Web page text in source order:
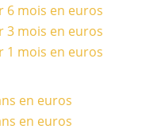
6 mois en euros
3 mois en euros
1 mois en euros
en euros
en euros